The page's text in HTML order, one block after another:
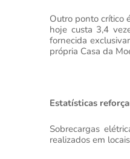
Outro ponto crítico
hoje custa 3,4
fornecida
própria Casa da
Estatísticas
Sobrecargas
realizados em